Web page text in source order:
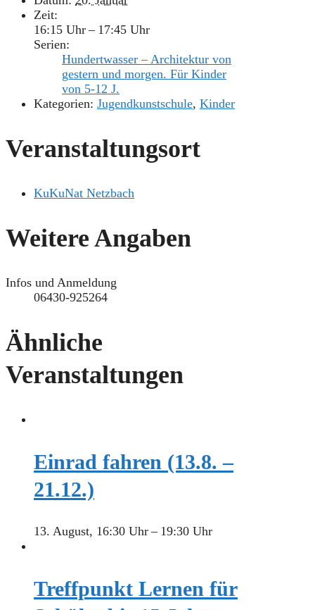
Zeit:
16:15 Uhr – 17:45 Uhr
Serien:
Hundertwasser – Architektur von
gestern und morgen. Für Kinder
von 5-12 J.
Kategorien: Jugendkunstschule, Kinder
Veranstaltungsort
KuKuNat Netzbach
Weitere Angaben
Infos und Anmeldung
06430-925264
Ähnliche
Veranstaltungen
Einrad fahren (13.8. –
21.12.)
13. August, 16:30 Uhr– 19:30 Uhr
Treffpunkt Lernen für